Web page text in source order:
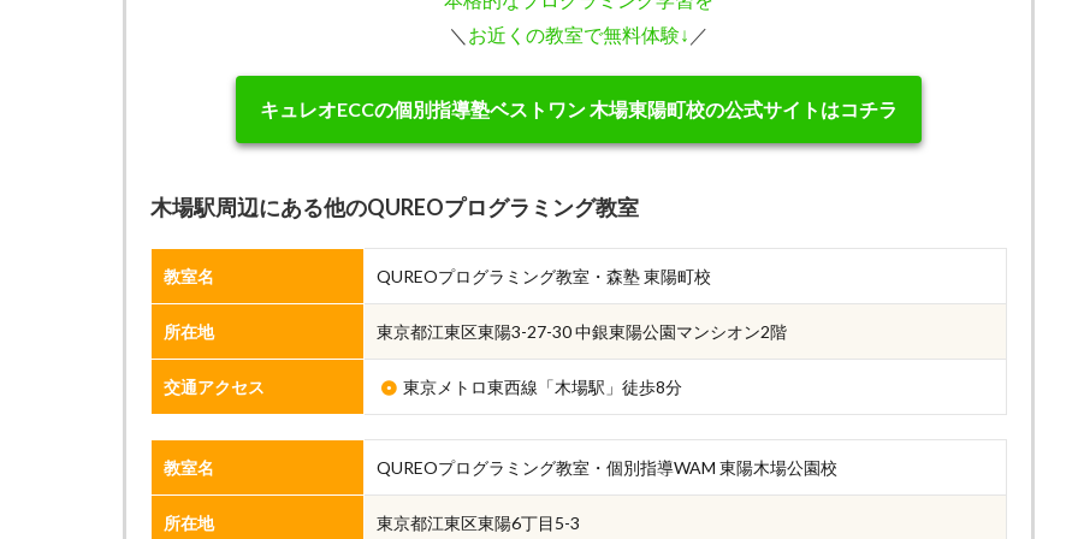
＼ お近くの教室で無料体験↓ ／
キュレオECCの個別指導塾ベストワン 木場東陽町校の公式サイトはコチラ
木場駅周辺にある他のQUREOプログラミング教室
教室名 QUREOプログラミング教室・森塾 東陽町校
所在地 東京都江東区東陽3-27-30 中銀東陽公園マンシオン2階
交通アクセス 東京メトロ東西線「木場駅」徒歩8分
教室名 QUREOプログラミング教室・個別指導WAM 東陽木場公園校
所在地 東京都江東区東陽6丁目5-3